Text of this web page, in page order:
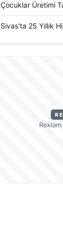
Çocuklar Üretimi
Sivas'ta 25 Yıllık